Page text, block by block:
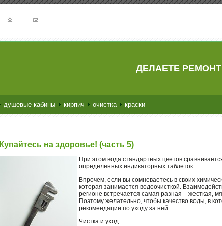
ДЕЛАЕТЕ
душевые кабины кирпич очистка краски
Купайтесь на здоровье! (часть 5)
При этом вода стандартных цветов
определенных индикаторных таблеток.
Впрочем, если вы сомневаетесь в своих
которая занимается водоочисткой.
регионе встречается самая разная – жесткая,
Поэтому желательно, чтобы качество воды, в
рекомендации по уходу за ней.
Чистка и уход